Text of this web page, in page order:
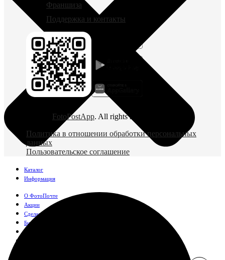
Франшиза
Поддержка и контакты
FotoPostApp. All rights reserved
Политика в отношении обработки персональных
данных
Пользовательское соглашение
Каталог
Информация
О ФотоПочте
Акции
Сделаем за вас
Бизнесу